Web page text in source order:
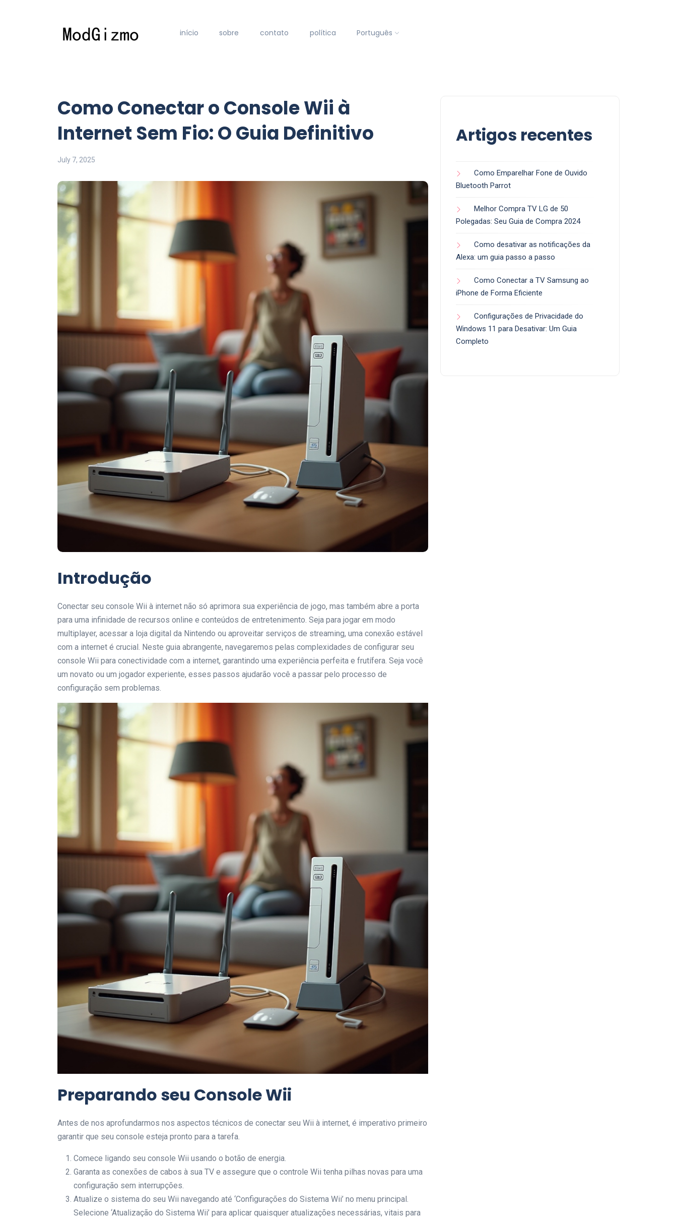
início sobre contato política Português
Como Conectar o Console Wii à
Internet Sem Fio: O Guia Definitivo
July 7, 2025
Introdução
Conectar seu console Wii à internet não só aprimora sua experiência de jogo, mas também abre a porta
para uma infinidade de recursos online e conteúdos de entretenimento. Seja para jogar em modo
multiplayer, acessar a loja digital da Nintendo ou aproveitar serviços de streaming, uma conexão estável
com a internet é crucial. Neste guia abrangente, navegaremos pelas complexidades de configurar seu
console Wii para conectividade com a internet, garantindo uma experiência perfeita e frutífera. Seja você
um novato ou um jogador experiente, esses passos ajudarão você a passar pelo processo de
configuração sem problemas.
Preparando seu Console Wii
Antes de nos aprofundarmos nos aspectos técnicos de conectar seu Wii à internet, é imperativo primeiro
garantir que seu console esteja pronto para a tarefa.
Comece ligando seu console Wii usando o botão de energia.
Garanta as conexões de cabos à sua TV e assegure que o controle Wii tenha pilhas novas para uma
configuração sem interrupções.
Atualize o sistema do seu Wii navegando até ‘Configurações do Sistema Wii’ no menu principal.
Selecione ‘Atualização do Sistema Wii’ para aplicar quaisquer atualizações necessárias, vitais para
Artigos recentes
Como Emparelhar Fone de Ouvido
Bluetooth Parrot
Melhor Compra TV LG de 50
Polegadas: Seu Guia de Compra 2024
Como desativar as notificações da
Alexa: um guia passo a passo
Como Conectar a TV Samsung ao
iPhone de Forma Eficiente
Configurações de Privacidade do
Windows 11 para Desativar: Um Guia
Completo